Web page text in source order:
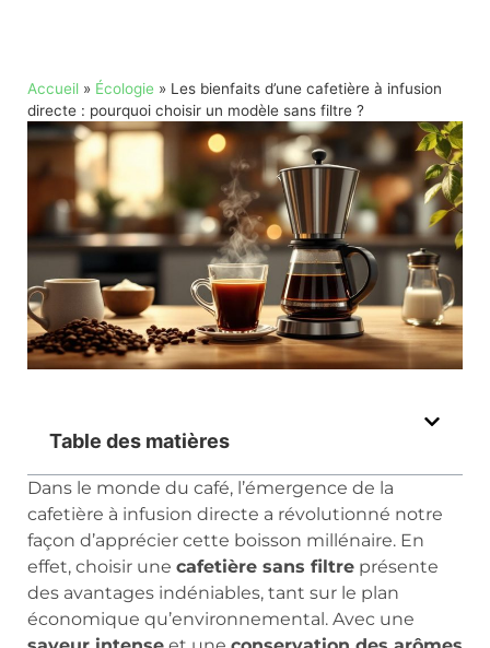
Accueil » Écologie » Les bienfaits d’une cafetière à infusion
directe : pourquoi choisir un modèle sans filtre ?
Table des matières
Dans le monde du café, l’émergence de la
cafetière à infusion directe a révolutionné notre
façon d’apprécier cette boisson millénaire. En
effet, choisir une cafetière sans filtre présente
des avantages indéniables, tant sur le plan
économique qu’environnemental. Avec une